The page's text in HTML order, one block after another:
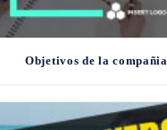
Objetivos de la compañia